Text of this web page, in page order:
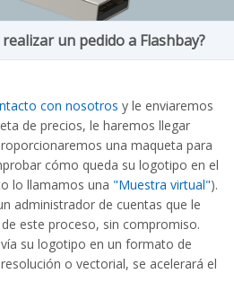
un pedido a Flashbay?
con nosotros y le enviaremos
de precios, le haremos llegar
una maqueta para
cómo queda su logotipo en el
lo llamamos una "Muestra virtual").
administrador de cuentas que le
este proceso, sin compromiso.
su logotipo en un formato de
o vectorial, se acelerará el